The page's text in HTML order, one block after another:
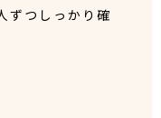
ずつしっかり確